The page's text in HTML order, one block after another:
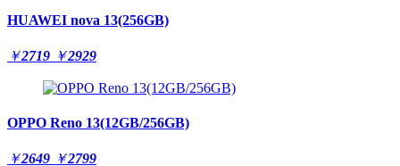
HUAWEI nova 13(256GB)
￥2719 ￥2929
OPPO Reno 13(12GB/256GB)
￥2649 ￥2799